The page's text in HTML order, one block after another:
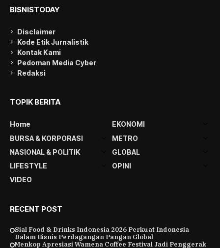
BISNISTODAY
Disclaimer
Kode Etik Jurnalistik
Kontak Kami
Pedoman Media Cyber
Redaksi
TOPIK BERITA
Home
EKONOMI
BURSA & KORPORASI
METRO
NASIONAL & POLITIK
GLOBAL
LIFESTYLE
OPINI
VIDEO
RECENT POST
Sial Food & Drinks Indonesia 2026 Perkuat Indonesia
Dalam Bisnis Perdagangan Pangan Global
Menkop Apresiasi Wamena Coffee Festival Jadi Penggerak